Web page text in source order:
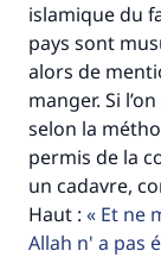
islamique du
pays sont
alors de
manger. Si
selon la
permis de la
un cadavre,
Haut :
Et ne
Allah n' a pas
millions
Le
"Celui qui
même